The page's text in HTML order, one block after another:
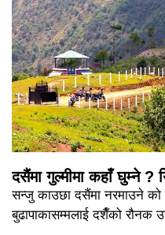
दसैंमा गुल्मीमा कहाँ घुम्ने ?
सन्जु काउछा दसैंमा नरमाउने को
बुढापाकासम्मलाई दशैँको रौनक